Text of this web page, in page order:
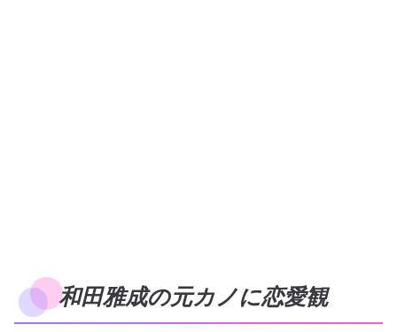
和田雅成の元カノに恋愛観